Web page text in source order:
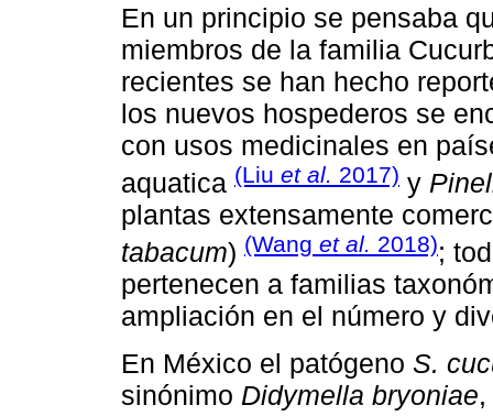
En un principio se pensaba
miembros de la familia
recientes se han hecho
los nuevos hospederos se
con usos medicinales en
aquatica (Liu et al. 2017) y
plantas extensamente
tabacum) (Wang et al. 2018);
pertenecen a familias
ampliación en el número y
En México el patógeno S.
sinónimo Didymella bryoniae